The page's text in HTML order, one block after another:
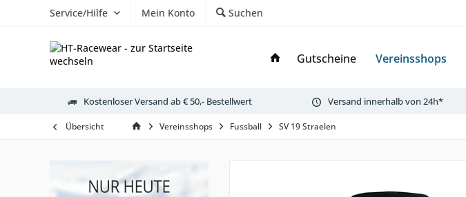
Service/Hilfe Mein Konto Suchen
Gutscheine Vereinsshops
Kostenloser Versand ab € 50,- Bestellwert Versand innerhalb von 24h*
Übersicht Vereinsshops Fussball SV 19 Straelen